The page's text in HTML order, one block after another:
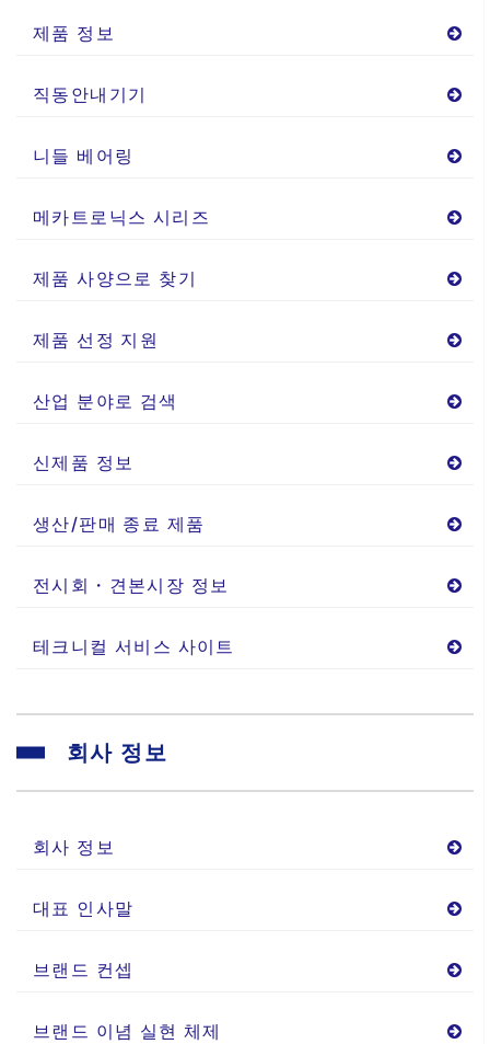
제품 정보
직동안내기기
니들 베어링
메카트로닉스 시리즈
제품 사양으로 찾기
제품 선정 지원
산업 분야로 검색
신제품 정보
생산/판매 종료 제품
전시회・견본시장 정보
테크니컬 서비스 사이트
회사 정보
회사 정보
대표 인사말
브랜드 컨셉
브랜드 이념 실현 체제